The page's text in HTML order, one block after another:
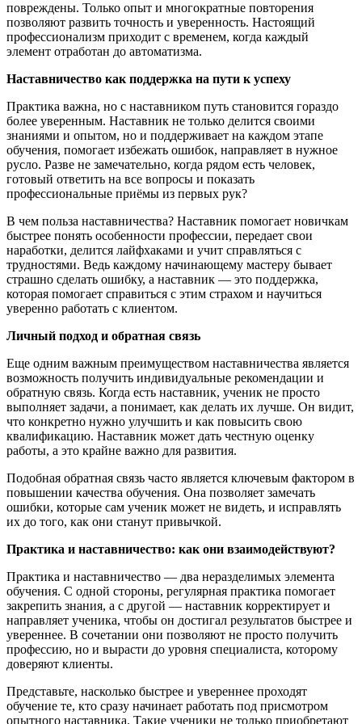
повреждены. Только опыт и многократные повторения
позволяют развить точность и уверенность. Настоящий
профессионализм приходит с временем, когда каждый
элемент отработан до автоматизма.
Наставничество как поддержка на пути к успеху
Практика важна, но с наставником путь становится гораздо
более уверенным. Наставник не только делится своими
знаниями и опытом, но и поддерживает на каждом этапе
обучения, помогает избежать ошибок, направляет в нужное
русло. Разве не замечательно, когда рядом есть человек,
готовый ответить на все вопросы и показать
профессиональные приёмы из первых рук?
В чем польза наставничества? Наставник помогает новичкам
быстрее понять особенности профессии, передает свои
наработки, делится лайфхаками и учит справляться с
трудностями. Ведь каждому начинающему мастеру бывает
страшно сделать ошибку, а наставник — это поддержка,
которая помогает справиться с этим страхом и научиться
уверенно работать с клиентом.
Личный подход и обратная связь
Еще одним важным преимуществом наставничества является
возможность получить индивидуальные рекомендации и
обратную связь. Когда есть наставник, ученик не просто
выполняет задачи, а понимает, как делать их лучше. Он видит,
что конкретно нужно улучшить и как повысить свою
квалификацию. Наставник может дать честную оценку
работы, а это крайне важно для развития.
Подобная обратная связь часто является ключевым фактором в
повышении качества обучения. Она позволяет замечать
ошибки, которые сам ученик может не видеть, и исправлять
их до того, как они станут привычкой.
Практика и наставничество: как они взаимодействуют?
Практика и наставничество — два неразделимых элемента
обучения. С одной стороны, регулярная практика помогает
закрепить знания, а с другой — наставник корректирует и
направляет ученика, чтобы он достигал результатов быстрее и
увереннее. В сочетании они позволяют не просто получить
профессию, но и вырасти до уровня специалиста, которому
доверяют клиенты.
Представьте, насколько быстрее и увереннее проходят
обучение те, кто сразу начинает работать под присмотром
опытного наставника. Такие ученики не только приобретают